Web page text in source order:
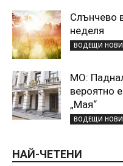
Слънчево
неделя
ВОДЕЩИ
МО:
вероятно
„Мая“
ВОДЕЩИ
НАЙ-ЧЕТЕНИ